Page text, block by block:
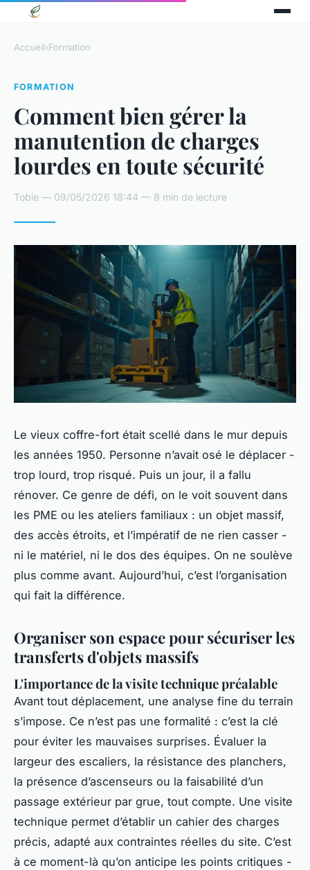
Accueil›Formation
FORMATION
Comment bien gérer la
manutention de charges
lourdes en toute sécurité
Tobie — 09/05/2026 18:44 — 8 min de lecture
Le vieux coffre-fort était scellé dans le mur depuis
les années 1950. Personne n’avait osé le déplacer -
trop lourd, trop risqué. Puis un jour, il a fallu
rénover. Ce genre de défi, on le voit souvent dans
les PME ou les ateliers familiaux : un objet massif,
des accès étroits, et l’impératif de ne rien casser -
ni le matériel, ni le dos des équipes. On ne soulève
plus comme avant. Aujourd’hui, c’est l’organisation
qui fait la différence.
Organiser son espace pour sécuriser les
transferts d'objets massifs
L'importance de la visite technique préalable
Avant tout déplacement, une analyse fine du terrain
s’impose. Ce n’est pas une formalité : c’est la clé
pour éviter les mauvaises surprises. Évaluer la
largeur des escaliers, la résistance des planchers,
la présence d’ascenseurs ou la faisabilité d’un
passage extérieur par grue, tout compte. Une visite
technique permet d’établir un cahier des charges
précis, adapté aux contraintes réelles du site. C’est
à ce moment-là qu’on anticipe les points critiques -